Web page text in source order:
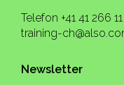
Telefon +41 41 266 11
training-
Newsletter